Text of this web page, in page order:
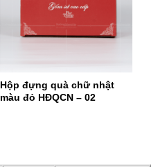
Hộp đựng quà chữ nhật
màu đỏ HĐQCN – 02